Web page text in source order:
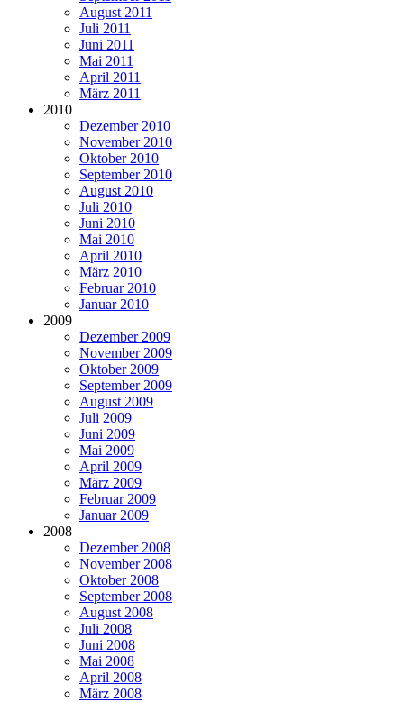
August 2011
Juli 2011
Juni 2011
Mai 2011
April 2011
März 2011
2010
Dezember 2010
November 2010
Oktober 2010
September 2010
August 2010
Juli 2010
Juni 2010
Mai 2010
April 2010
März 2010
Februar 2010
Januar 2010
2009
Dezember 2009
November 2009
Oktober 2009
September 2009
August 2009
Juli 2009
Juni 2009
Mai 2009
April 2009
März 2009
Februar 2009
Januar 2009
2008
Dezember 2008
November 2008
Oktober 2008
September 2008
August 2008
Juli 2008
Juni 2008
Mai 2008
April 2008
März 2008